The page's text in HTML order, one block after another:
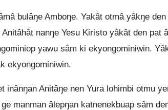
bulâŋe Amboŋe. Yakât otmâ yâkŋe
Anitâhât nanŋe Yesu Kiristo yâkât den
yawu sâm ki ekyongominiwin.
ekyongominiwin.
inânŋan Anitâŋe nen Yura lohimbi otmu
manman âlepŋan katnenekbuap sâm